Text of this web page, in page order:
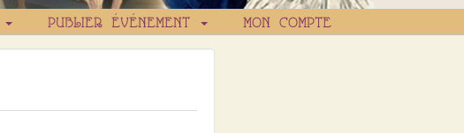
PUBLIER ÉVÉNEMENT MON COMPTE